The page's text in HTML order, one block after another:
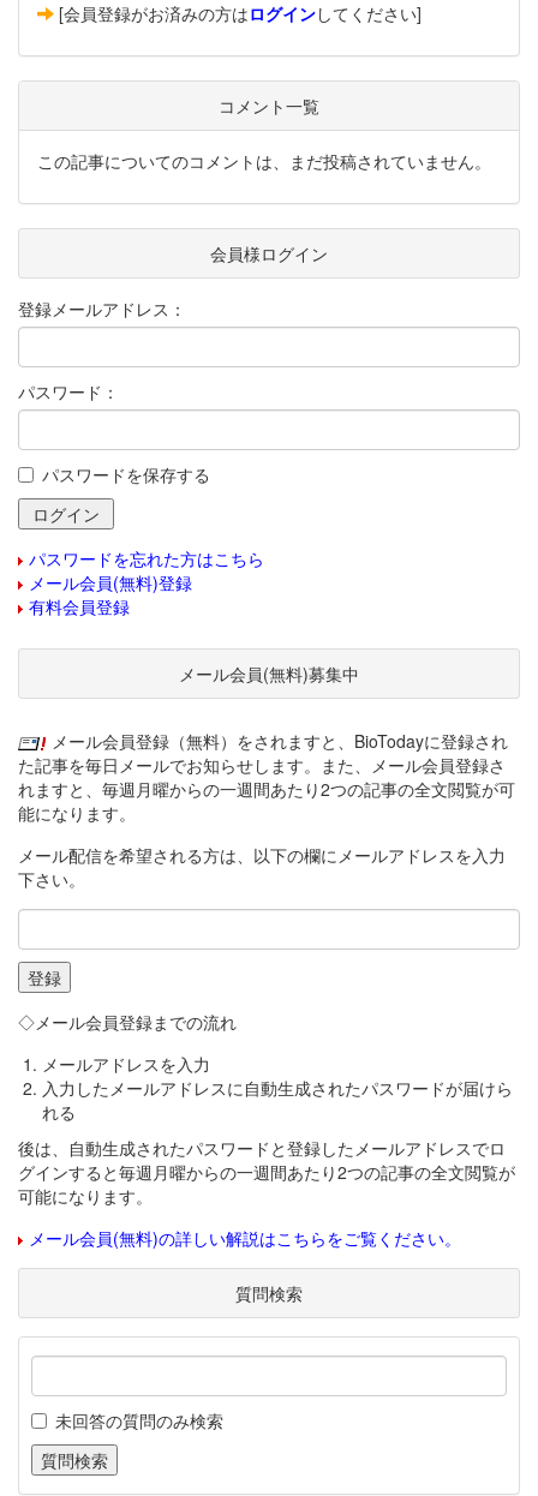
[会員登録がお済みの方はログインしてください]
コメント一覧
この記事についてのコメントは、まだ投稿されていません。
会員様ログイン
登録メールアドレス：
パスワード：
パスワードを保存する
パスワードを忘れた方はこちら
メール会員(無料)登録
有料会員登録
メール会員(無料)募集中
メール会員登録（無料）をされますと、BioTodayに登録され
た記事を毎日メールでお知らせします。また、メール会員登録さ
れますと、毎週月曜からの一週間あたり2つの記事の全文閲覧が可
能になります。
メール配信を希望される方は、以下の欄にメールアドレスを入力
下さい。
◇メール会員登録までの流れ
メールアドレスを入力
入力したメールアドレスに自動生成されたパスワードが届けら
れる
後は、自動生成されたパスワードと登録したメールアドレスでロ
グインすると毎週月曜からの一週間あたり2つの記事の全文閲覧が
可能になります。
メール会員(無料)の詳しい解説はこちらをご覧ください。
質問検索
未回答の質問のみ検索